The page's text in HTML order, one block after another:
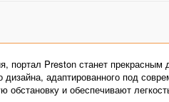
портал Preston станет
адаптированного под
и обеспечивают